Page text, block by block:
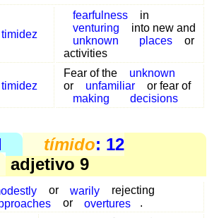
timidez
fearfulness
in
venturing
into new and
unknown
places
or
activities
timidez
Fear of the
unknown
or
unfamiliar
or fear of
making
decisions
tímido: 12
adjetivo 9
or warily
rejecting
or overtures .